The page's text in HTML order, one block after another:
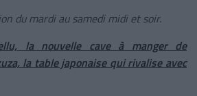
du mardi au samedi midi et soir.
la nouvelle cave à manger de
la table japonaise qui rivalise avec